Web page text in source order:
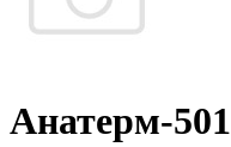
Анатерм-501